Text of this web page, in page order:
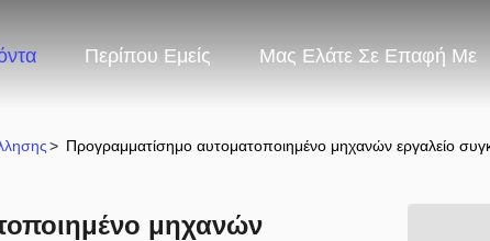
Περίπου Εμείς Μας Ελάτε Σε Επαφή Με
> Προγραμματίσημο αυτοματοποιημένο μηχανών εργαλείο
μηχανών